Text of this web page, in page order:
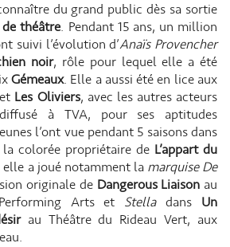
du grand public dès sa sortie
théâtre. Pendant 15 ans, un million
suivi l’évolution d’Anaïs Provencher
noir, rôle pour lequel elle a été
Gémeaux. Elle a aussi été en lice aux
et Les Oliviers, avec les autres acteurs
à TVA, pour ses aptitudes
l’ont vue pendant 5 saisons dans
colorée propriétaire de L’appart du
elle a joué notamment la marquise De
originale de Dangerous Liaison au
Arts et Stelladans Un
au Théâtre du Rideau Vert, aux